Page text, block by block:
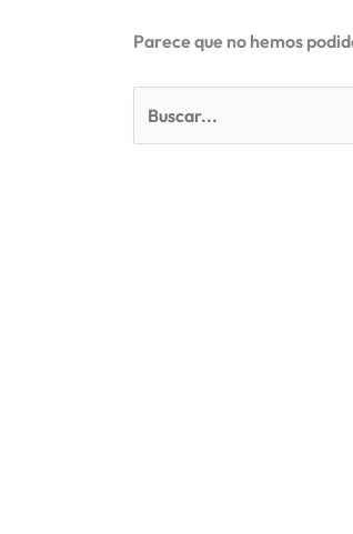
Parece que no hemos